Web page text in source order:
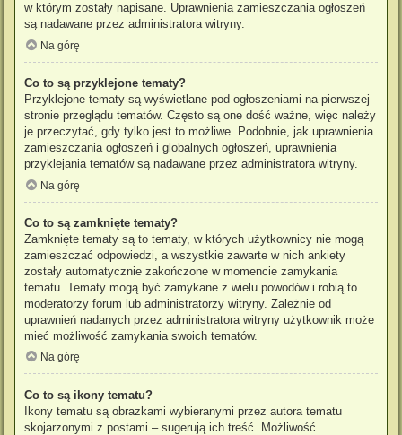
w którym zostały napisane. Uprawnienia zamieszczania ogłoszeń
są nadawane przez administratora witryny.
Na górę
Co to są przyklejone tematy?
Przyklejone tematy są wyświetlane pod ogłoszeniami na pierwszej
stronie przeglądu tematów. Często są one dość ważne, więc należy
je przeczytać, gdy tylko jest to możliwe. Podobnie, jak uprawnienia
zamieszczania ogłoszeń i globalnych ogłoszeń, uprawnienia
przyklejania tematów są nadawane przez administratora witryny.
Na górę
Co to są zamknięte tematy?
Zamknięte tematy są to tematy, w których użytkownicy nie mogą
zamieszczać odpowiedzi, a wszystkie zawarte w nich ankiety
zostały automatycznie zakończone w momencie zamykania
tematu. Tematy mogą być zamykane z wielu powodów i robią to
moderatorzy forum lub administratorzy witryny. Zależnie od
uprawnień nadanych przez administratora witryny użytkownik może
mieć możliwość zamykania swoich tematów.
Na górę
Co to są ikony tematu?
Ikony tematu są obrazkami wybieranymi przez autora tematu
skojarzonymi z postami – sugerują ich treść. Możliwość